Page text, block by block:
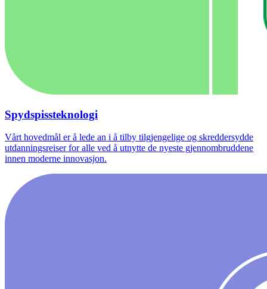
Spydspissteknologi
Vårt hovedmål er å lede an i å tilby tilgjengelige og skreddersydde
utdanningsreiser for alle ved å utnytte de nyeste gjennombruddene
innen moderne innovasjon.